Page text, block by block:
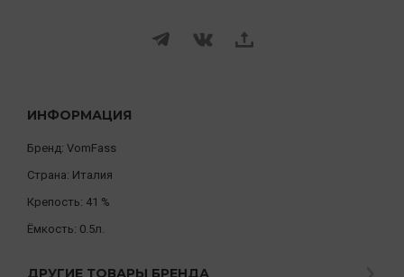
ИНФОРМАЦИЯ
Бренд: VomFass
Страна: Италия
Крепость: 41 %
Ёмкость: 0.5л.
ДРУГИЕ ТОВАРЫ БРЕНДА